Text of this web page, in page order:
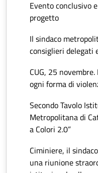
Evento conclusivo
progetto
Il sindaco
consiglieri delegati
CUG, 25
ogni forma di
Secondo Tavolo
Metropolitana di
a Colori 2.0”
Ciminiere, il
una riunione